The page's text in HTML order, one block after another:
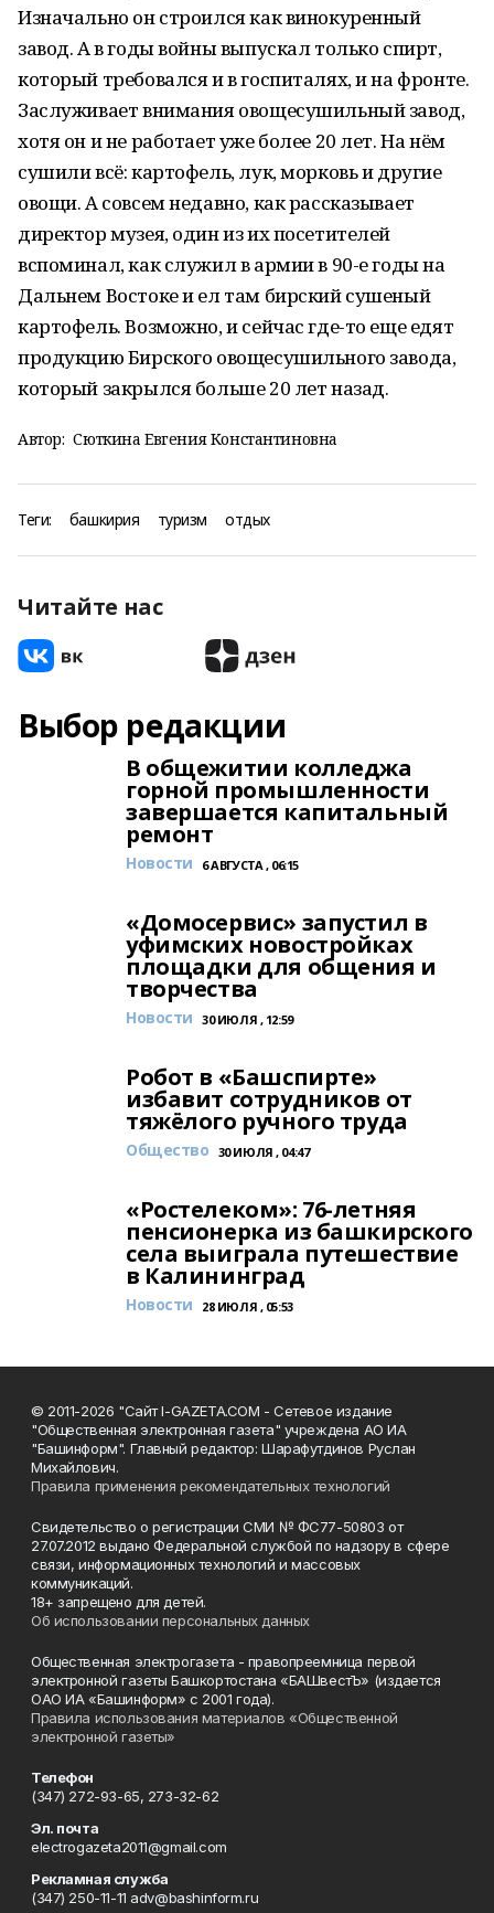
Изначально он строился как винокуренный
завод. А в годы войны выпускал только спирт,
который требовался и в госпиталях, и на фронте.
Заслуживает внимания овощесушильный завод,
хотя он и не работает уже более 20 лет. На нём
сушили всё: картофель, лук, морковь и другие
овощи. А совсем недавно, как рассказывает
директор музея, один из их посетителей
вспоминал, как служил в армии в 90-е годы на
Дальнем Востоке и ел там бирский сушеный
картофель. Возможно, и сейчас где-то еще едят
продукцию Бирского овощесушильного завода,
который закрылся больше 20 лет назад.
Автор: Сюткина Евгения Константиновна
Теги: башкирия туризм отдых
Читайте нас
Выбор редакции
В общежитии колледжа
горной промышленности
завершается капитальный
ремонт
Новости 6 АВГУСТА , 06:15
«Домосервис» запустил в
уфимских новостройках
площадки для общения и
творчества
Новости 30 ИЮЛЯ , 12:59
Робот в «Башспирте»
избавит сотрудников от
тяжёлого ручного труда
Общество 30 ИЮЛЯ , 04:47
«Ростелеком»: 76-летняя
пенсионерка из башкирского
села выиграла путешествие
в Калининград
Новости 28 ИЮЛЯ , 05:53
© 2011-2026 "Сайт I-GAZETA.COM - Сетевое издание
"Общественная электронная газета" учреждена АО ИА
"Башинформ". Главный редактор: Шарафутдинов Руслан
Михайлович.
Правила применения рекомендательных технологий
Свидетельство о регистрации СМИ № ФС77-50803 от
27.07.2012 выдано Федеральной службой по надзору в сфере
связи, информационных технологий и массовых
коммуникаций.
18+ запрещено для детей.
Об использовании персональных данных
Общественная электрогазета - правопреемница первой
электронной газеты Башкортостана «БАШвестЪ» (издается
ОАО ИА «Башинформ» с 2001 года).
Правила использования материалов «Общественной
электронной газеты»
Телефон
(347) 272-93-65, 273-32-62
Эл. почта
electrogazeta2011@gmail.com
Рекламная служба
(347) 250-11-11 adv@bashinform.ru